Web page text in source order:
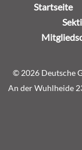
NavigationStartseite
© 2026 Deutsche
An der Wuhlheide